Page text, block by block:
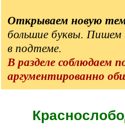
]
Открываем новую
большие буквы. Пишем
в подтеме.
В разделе соблюдаем
аргументированно